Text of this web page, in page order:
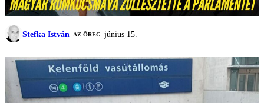
Stefka István AZ ÖREG június 15.